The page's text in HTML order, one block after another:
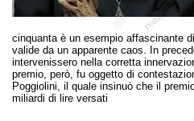
cinquanta è un esempio affascinante
valide da un apparente caos. In
intervenissero nella corretta
premio, però, fu oggetto di
Poggiolini, il quale insinuò che il
miliardi di lire versati